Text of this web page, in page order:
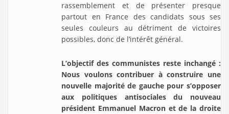
rassemblement et de présenter presque
partout en France des candidats sous ses
seules couleurs au détriment de victoires
possibles, donc de l’intérêt général.
L’objectif des communistes reste inchangé :
Nous voulons contribuer à construire une
nouvelle majorité de gauche pour s’opposer
aux politiques antisociales du nouveau
président Emmanuel Macron et de la droite